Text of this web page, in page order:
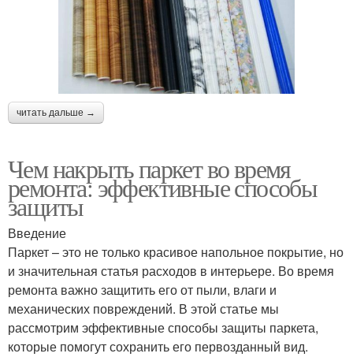
читать дальше →
Чем накрыть паркет во время
ремонта: эффективные способы
защиты
Введение
Паркет – это не только красивое напольное покрытие, но
и значительная статья расходов в интерьере. Во время
ремонта важно защитить его от пыли, влаги и
механических повреждений. В этой статье мы
рассмотрим эффективные способы защиты паркета,
которые помогут сохранить его первозданный вид.